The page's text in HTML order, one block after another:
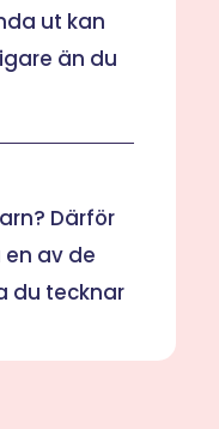
ut kan
än du
Därför
av de
du tecknar